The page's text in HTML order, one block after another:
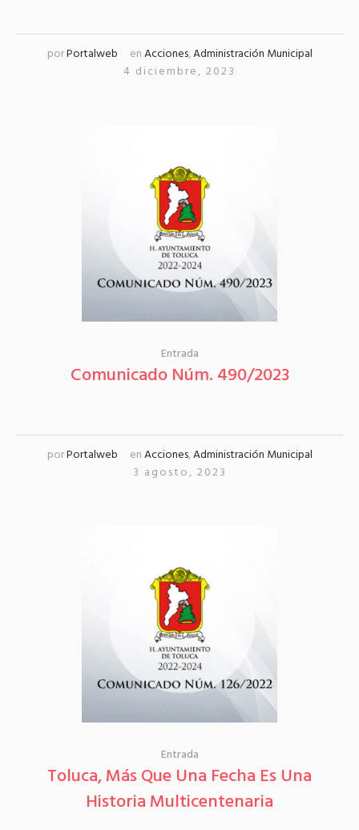
porPortalweb enAcciones,Administración Municipal
4 diciembre, 2023
Entrada
Comunicado Núm. 490/2023
porPortalweb enAcciones,Administración Municipal
3 agosto, 2023
Entrada
Toluca, Más Que Una Fecha Es Una
Historia Multicentenaria